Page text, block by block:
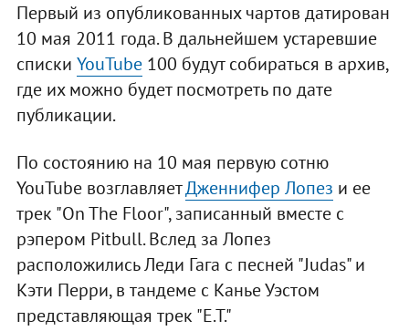
Первый из опубликованных чартов датирован
10 мая 2011 года. В дальнейшем устаревшие
списки YouTube100 будут собираться в архив,
где их можно будет посмотреть по дате
публикации.
По состоянию на 10 мая первую сотню
YouTube возглавляетДженнифер Лопез и ее
трек "On The Floor", записанный вместе с
рэпером Pitbull. Вслед за Лопез
расположились Леди Гага с песней "Judas" и
Кэти Перри, в тандеме с Канье Уэстом
представляющая трек "E.T."